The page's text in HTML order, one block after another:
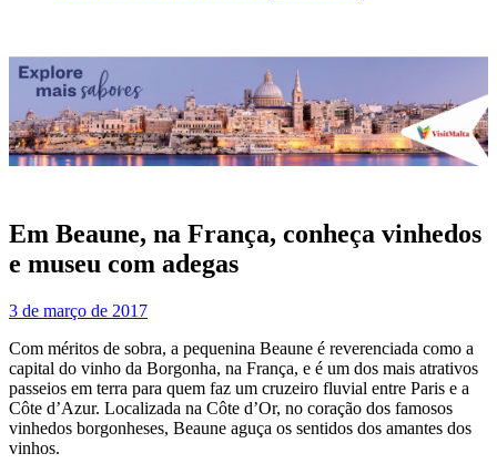
Em Beaune, na França, conheça vinhedos
e museu com adegas
3 de março de 2017
Com méritos de sobra, a pequenina Beaune é reverenciada como a
capital do vinho da Borgonha, na França, e é um dos mais atrativos
passeios em terra para quem faz um cruzeiro fluvial entre Paris e a
Côte d’Azur. Localizada na Côte d’Or, no coração dos famosos
vinhedos borgonheses, Beaune aguça os sentidos dos amantes dos
vinhos.